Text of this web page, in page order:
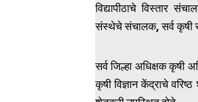
विद्यापीठाचे विस्तार
संस्थेचे संचालक, सर्व कृषी
सर्व जिल्हा अधिक्षक कृषी
कृषी विज्ञान केंद्राचे